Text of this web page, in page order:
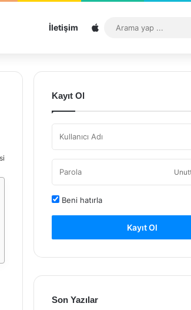
İletişim Sitemap
Kayıt Ol
Beni hatırla
Kayıt Ol
Son Yazılar